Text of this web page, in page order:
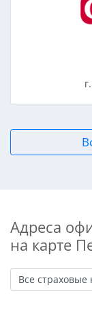
Адреса
на карте